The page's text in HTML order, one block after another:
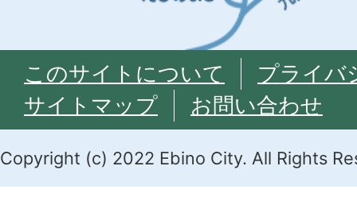
このサイトについて
プライバ
サイトマップ
お問い合わせ
Copyright (c) 2022 Ebino City. All Rights